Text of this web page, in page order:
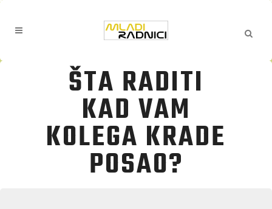
ŠTA RADITI
KAD VAM
KOLEGA KRADE
POSAO?